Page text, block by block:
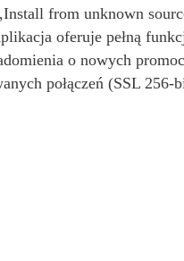
from unknown
oferuje pełną
o nowych
połączeń (SSL 256-